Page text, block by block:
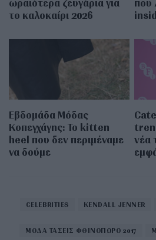
ωραιότερα ζευγάρια για
το καλοκαίρι 2026
που
Εβδομάδα Μόδας
Κοπεγχάγης: Το kitten
heel που δεν περιμέναμε
να δούμε
νέα
CELEBRITIES KENDALL JENNER
ΜΟΔΑ ΤΑΣΕΙΣ ΦΘΙΝΟΠΩΡΟ 2017